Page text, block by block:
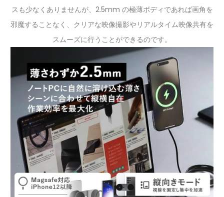
スも少なくありませんが、2.5mm の極薄ボディであれば画角を
邪魔することなく、クリアな映像撮影やリアルタイム映像共有を
スムーズに行うことができるのです。